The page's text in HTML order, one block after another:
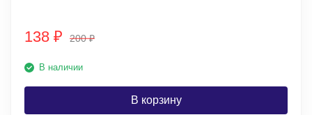
138 ₽ 200₽
В наличии
В корзину